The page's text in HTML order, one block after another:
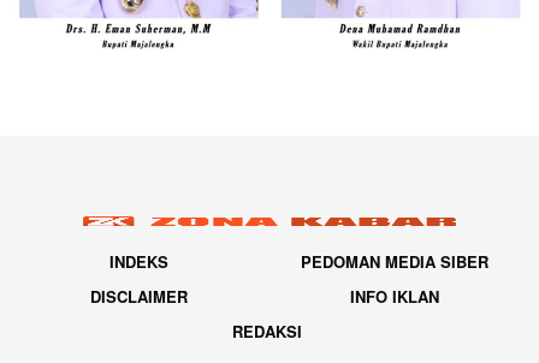
INDEKS
PEDOMAN MEDIA SIBER
DISCLAIMER
INFO IKLAN
REDAKSI